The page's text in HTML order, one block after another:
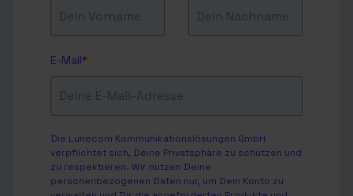
E-Mail*
Die Lünecom Kommunikationslösungen GmbH
verpflichtet sich, Deine Privatsphäre zu schützen und
zu respektieren. Wir nutzen Deine
personenbezogenen Daten nur, um Dein Konto zu